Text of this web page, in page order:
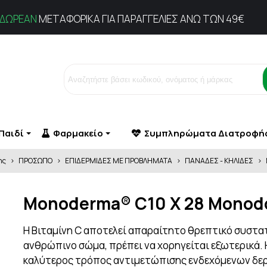
ΔΩΡΕΑΝΜΕΤΑΦΟΡΙΚΑ ΓΙΑ ΠΑΡΑΓΓΕΛΙΕΣ ΑΝΩ ΤΩΝ 49€
ΚΑΘΑΡΙΣΜΟΣ
ΑΠΟΛΕΠΙΣΗ
ΣΤΕΡΕΑ ΣΑΠΟΥΝΙΑ
ΑΤΟΠΙΚΑ
ΔΕΡΜΑΤΙΤΙΔΑ-
ΚΝΗΣΜΟΣ-
ΞΗΡΟΔΕΡΜΙΑ
ΜΕΤΑ ΤΟΝ ΤΟΚΕΤΟ
ΡΑΓΑΔΕΣ
ΣΥΣΦΙΞΗ ΣΤΗΘΟΥΣ
Φαρμακείο Συμπληρώματα
ΔΥΣΚΟΙΛΙΟΤΗΤΑ
ΕΓΚΥΜΟΣΥΝΗ
ΕΙΔΙΚΑ ΓΙΑ ΤΗ ΓΥΝΑΙΚΑ
ΕΝΕΡΓΕΙΑ - ΤΟΝΩΣΗ
ΕΠΙΔΕΡΜΙΔΑ & ΟΜΟΡΦΙΑ
> ΠΡΟΣΩΠΟ > ΕΠΙΔΕΡΜΙΔΕΣ ΜΕ ΠΡΟΒΛΗΜΑΤΑ > ΠΑΝΑΔΕΣ - ΚΗΛΙΔΕΣ >
Monoderma® C10 X 28
Η Βιταμίνη C αποτελεί απαραίτητο θρεπτικό
ανθρώπινο σώμα, πρέπει να χορηγείται εξωτερικά.
καλύτερος τρόπος αντιμετώπισης ενδεχόμενων